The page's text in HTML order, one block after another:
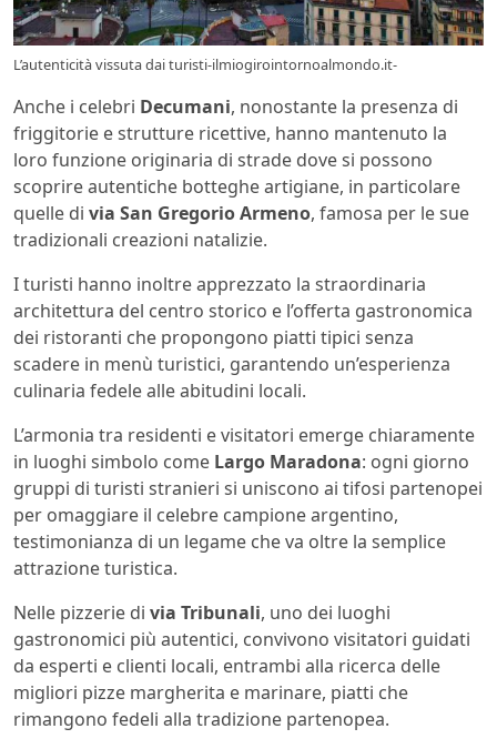
L’autenticità vissuta dai turisti-ilmiogirointornoalmondo.it-
Anche i celebri Decumani, nonostante la presenza di
friggitorie e strutture ricettive, hanno mantenuto la
loro funzione originaria di strade dove si possono
scoprire autentiche botteghe artigiane, in particolare
quelle di via San Gregorio Armeno, famosa per le sue
tradizionali creazioni natalizie.
I turisti hanno inoltre apprezzato la straordinaria
architettura del centro storico e l’offerta gastronomica
dei ristoranti che propongono piatti tipici senza
scadere in menù turistici, garantendo un’esperienza
culinaria fedele alle abitudini locali.
L’armonia tra residenti e visitatori emerge chiaramente
in luoghi simbolo come Largo Maradona: ogni giorno
gruppi di turisti stranieri si uniscono ai tifosi partenopei
per omaggiare il celebre campione argentino,
testimonianza di un legame che va oltre la semplice
attrazione turistica.
Nelle pizzerie di via Tribunali, uno dei luoghi
gastronomici più autentici, convivono visitatori guidati
da esperti e clienti locali, entrambi alla ricerca delle
migliori pizze margherita e marinare, piatti che
rimangono fedeli alla tradizione partenopea.